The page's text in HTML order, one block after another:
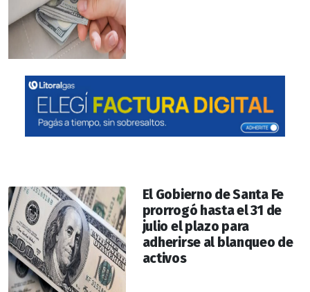
El Gobierno de Santa Fe
prorrogó hasta el 31 de
julio el plazo para
adherirse al blanqueo de
activos